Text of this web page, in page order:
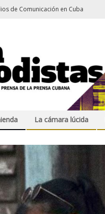
de Comunicación en Cuba
La cámara lúcida